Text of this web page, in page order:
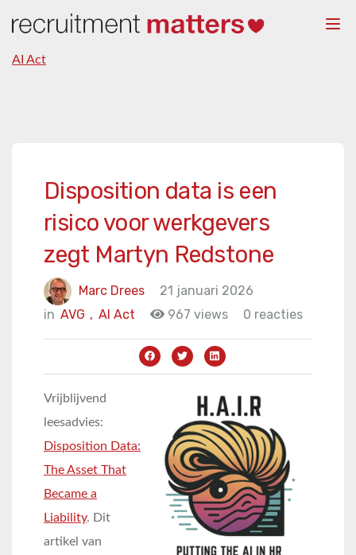
AI Act
Disposition data is een
risico voor werkgevers
zegt Martyn Redstone
Marc Drees
21 januari 2026
in
AI Act
AVG , 967 views 0 reacties
Vrijblijvend
leesadvies:
Disposition Data:
The Asset That
Became a
Liability. Dit
artikel van